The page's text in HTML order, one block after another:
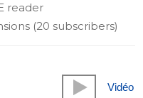
reader
(20 subscribers)
Vidéo